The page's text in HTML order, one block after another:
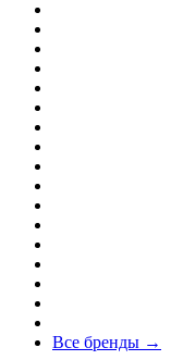
Все бренды →